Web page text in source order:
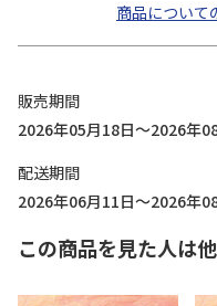
商品について
販売期間
2026年05月18日～2026年
配送期間
2026年06月11日～2026年
この商品を見た人は